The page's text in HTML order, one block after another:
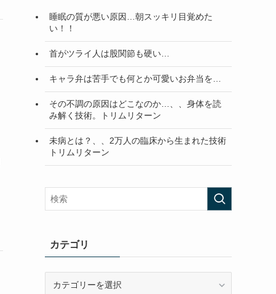
睡眠の質が悪い原因…朝スッキリ目覚めた
い！！
首がツライ人は股関節も硬い…
キャラ弁は苦手でも何とか可愛いお弁当を…
その不調の原因はどこなのか…、、身体を読
み解く技術。トリムリターン
未病とは？、、2万人の臨床から生まれた技術
トリムリターン
カテゴリ